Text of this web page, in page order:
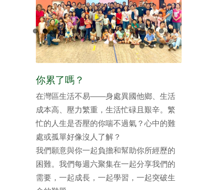
你累了嗎？
在灣區生活不易——身處異國他鄉、生活
成本高、壓力繁重，生活忙碌且艱辛。繁
忙的人生是否壓的你喘不過氣？心中的難
處或孤單好像沒人了解？
我們願意與你一起負擔和幫助你所經歷的
困難。我們每週六聚集在一起分享我們的
需要，一起成長，一起學習，一起突破生